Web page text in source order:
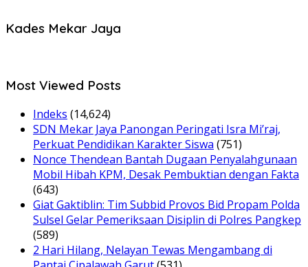
Kades Mekar Jaya
Most Viewed Posts
Indeks (14,624)
SDN Mekar Jaya Panongan Peringati Isra Mi’raj,
Perkuat Pendidikan Karakter Siswa (751)
Nonce Thendean Bantah Dugaan Penyalahgunaan
Mobil Hibah KPM, Desak Pembuktian dengan Fakta
(643)
Giat Gaktiblin: Tim Subbid Provos Bid Propam Polda
Sulsel Gelar Pemeriksaan Disiplin di Polres Pangkep
(589)
2 Hari Hilang, Nelayan Tewas Mengambang di